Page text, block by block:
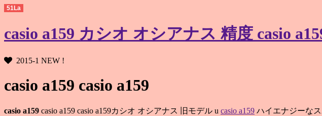
51La
casio a159 カシオ オシアナス 精度 casio
2015-1 NEW !
casio a159 casio a159
casio a159 casio a159 casio a159カシオ オシアナス 旧モデル u casio a159 ハイエナジーな